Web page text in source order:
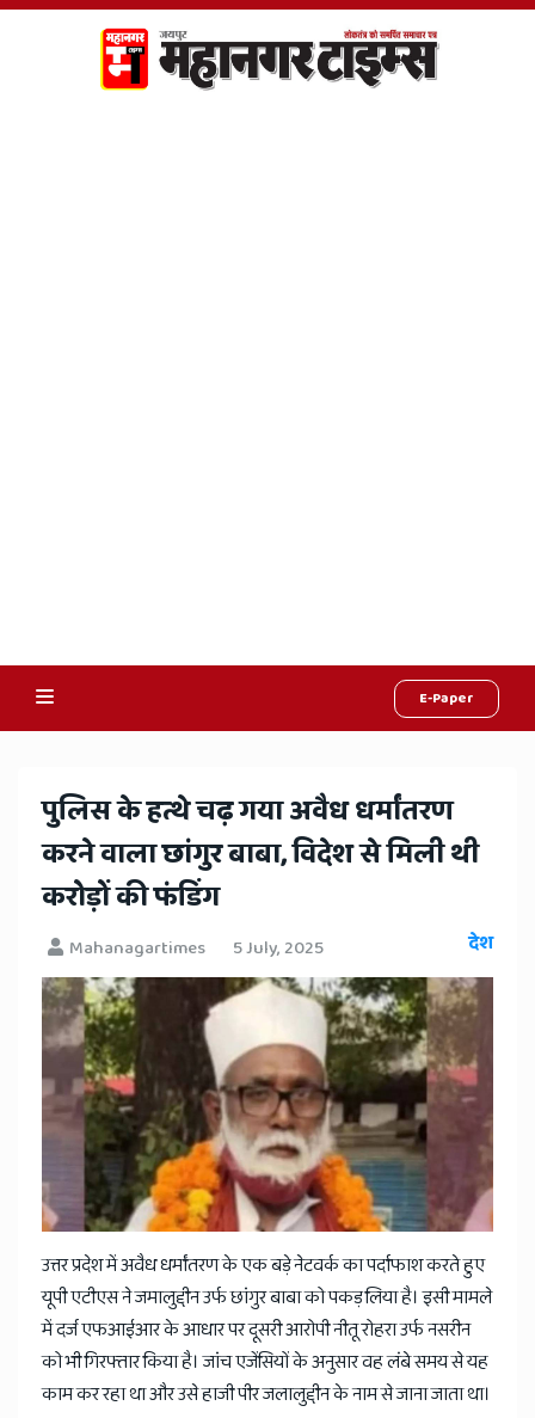
E-Paper
Hindi
News,
Hindi
Samachar,
Jaipur
Rajasthan
News
​पुलिस के हत्थे चढ़ गया अवैध धर्मांतरण
करने वाला छांगुर बाबा, विदेश से मिली थी
करोड़ों की फंडिंग
Mahanagartimes 5 July, 2025 देश
उत्तर प्रदेश में अवैध धर्मांतरण के एक बड़े नेटवर्क का पर्दाफाश करते हुए
यूपी एटीएस ने जमालुद्दीन उर्फ छांगुर बाबा को पकड़ लिया है। इसी मामले
में दर्ज एफआईआर के आधार पर दूसरी आरोपी नीतू रोहरा उर्फ नसरीन
को भी गिरफ्तार किया है। जांच एजेंसियों के अनुसार वह लंबे समय से यह
काम कर रहा था और उसे हाजी पीर जलालुद्दीन के नाम से जाना जाता था।